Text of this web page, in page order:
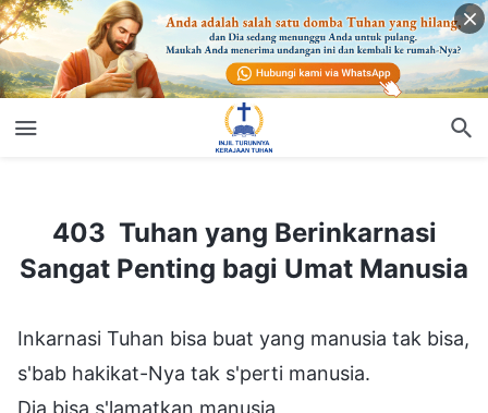
403 Tuhan yang Berinkarnasi
Sangat Penting bagi Umat Manusia
Inkarnasi Tuhan bisa buat yang manusia tak bisa,
s'bab hakikat-Nya tak s'perti manusia.
Dia bisa s'lamatkan manusia
Kembali